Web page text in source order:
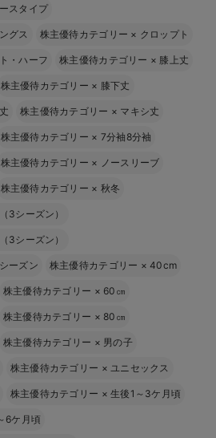
スタイプ
グス 株主優待カテゴリー × クロップト
・ハーフ 株主優待カテゴリー × 膝上丈
株主優待カテゴリー × 膝下丈
株主優待カテゴリー × マキシ丈
株主優待カテゴリー × 7分袖8分袖
株主優待カテゴリー × ノースリーブ
株主優待カテゴリー × 秋冬
3シーズン）
3シーズン）
ーズン 株主優待カテゴリー ×40cm
株主優待カテゴリー × 60㎝
株主優待カテゴリー × 80㎝
株主優待カテゴリー × 男の子
株主優待カテゴリー ×ユニセックス
株主優待カテゴリー ×生後1～3ケ月頃
6ケ月頃